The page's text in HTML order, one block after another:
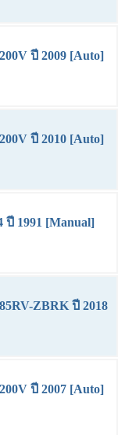
ปี 2009 [Auto]
ปี 2010 [Auto]
1991 [Manual]
ZBRK ปี 2018
ปี 2007 [Auto]